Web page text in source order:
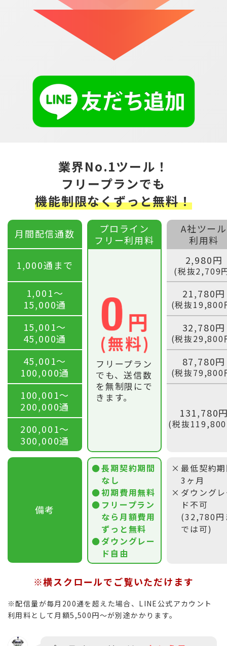
業界No.1ツール！
フリープランでも
機能制限なくずっと無料！
月間配信通数
プロライン
フリー利用料
A社ツール
利用料
1,000通まで
フリープラン
でも、送信数
を無制限にで
きます。
2,980円
(税抜2,709
1,001〜
15,000通
21,780円
(税抜19,800
15,001〜
45,000通
32,780円
(税抜29,800
45,001〜
100,000通
87,780円
(税抜79,800
100,001〜
200,000通
131,780
(税抜
200,001〜
300,000通
備考
長期契約期間
なし
初期費用無料
フリープラン
なら月額費用
ずっと無料
ダウングレー
ド自由
最低契約
3ヶ月
ダウング
ド不可
(32,780円
では可)
※横スクロールでご覧いただけます
※配信量が毎月200通を超えた場合、LINE公式アカウント
利用料として月額5,500円〜が別途かかります。